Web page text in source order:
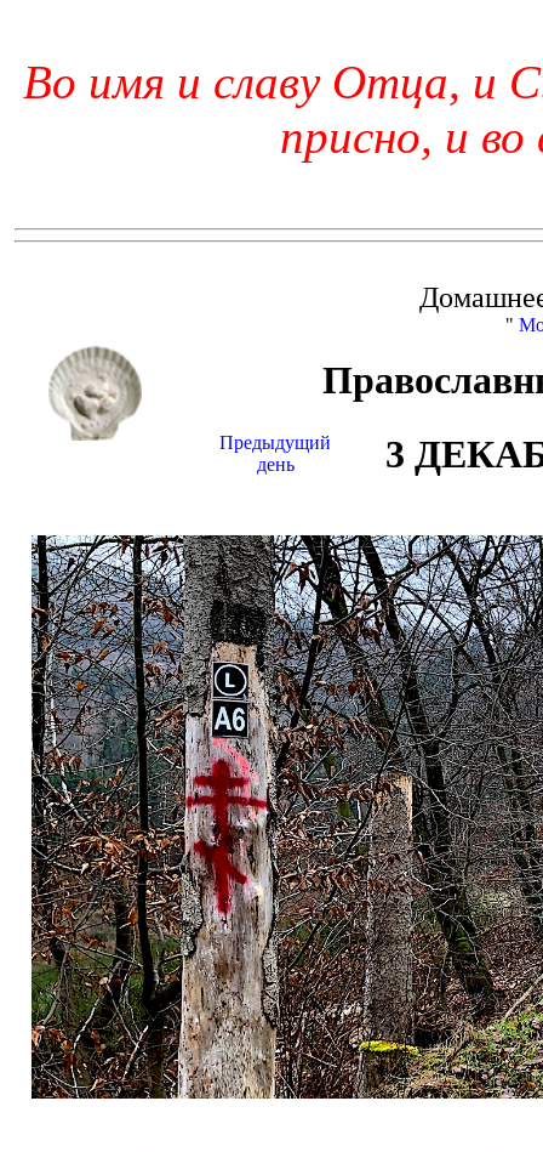
Во имя и славу Отца, и
присно, и во
"
Предыдущий
день
3